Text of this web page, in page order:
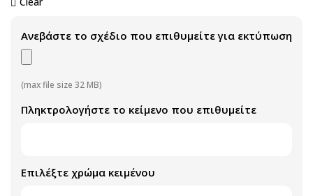
Ανεβάστε το σχέδιο που επιθυμείτε για εκτύπωση
(max file size 32 MB)
Πληκτρολογήστε το κείμενο που επιθυμείτε
Επιλέξτε χρώμα κειμένου